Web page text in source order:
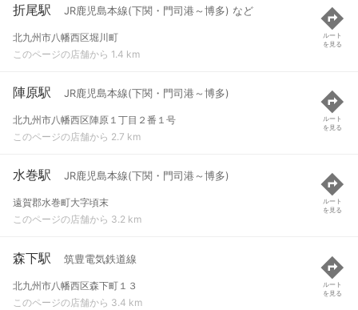
折尾駅 JR鹿児島本線(下関・門司港～博多) など
北九州市八幡西区堀川町
このページの店舗から 1.4 km
ルート
を見る
陣原駅 JR鹿児島本線(下関・門司港～博多)
北九州市八幡西区陣原１丁目２番１号
このページの店舗から 2.7 km
ルート
を見る
水巻駅 JR鹿児島本線(下関・門司港～博多)
遠賀郡水巻町大字頃末
このページの店舗から 3.2 km
ルート
を見る
森下駅 筑豊電気鉄道線
北九州市八幡西区森下町１３
このページの店舗から 3.4 km
ルート
を見る